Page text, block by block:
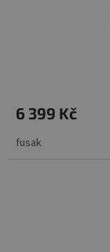
6 399 Kč
fusak